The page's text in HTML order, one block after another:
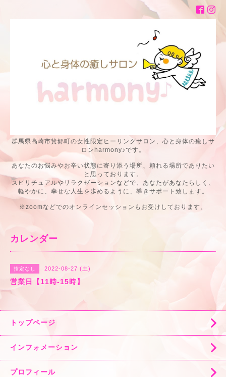
群馬県高崎市箕郷町の女性限定ヒーリングサロン、心と身体の癒しサ
ロンharmony♪です。
あなたのお悩みやお辛い状態に寄り添う場所、頼れる場所でありたい
と思っております。
スピリチュアルやリラクゼーションなどで、あなたがあなたらしく、
軽やかに、幸せな人生を歩めるように、導きサポート致します。
※zoomなどでのオンラインセッションもお受けしております、
カレンダー
指定なし 2022-08-27 (土)
営業日【11時-15時】
トップページ
インフォメーション
プロフィール